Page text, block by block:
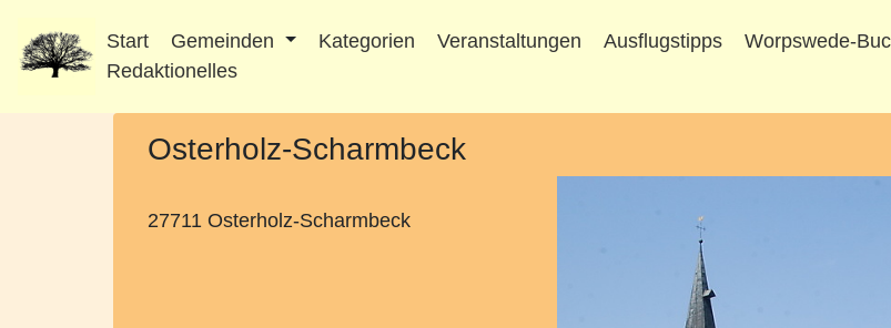
Start Gemeinden Kategorien Veranstaltungen Ausflugstipps Worpswede-
Redaktionelles
Osterholz-Scharmbeck
27711 Osterholz-Scharmbeck